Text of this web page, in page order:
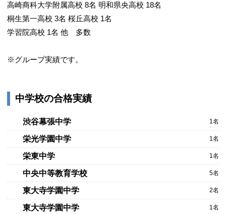
高崎商科大学附属高校 8名 明和県央高校 18名
桐生第一高校 3名 桜丘高校 1名
学習院高校 1名 他 多数
※グループ実績です。
中学校の合格実績
渋谷幕張中学 1名
栄光学園中学 1名
栄東中学 1名
中央中等教育学校 5名
東大寺学園中学 2名
東大寺学園中学 1名